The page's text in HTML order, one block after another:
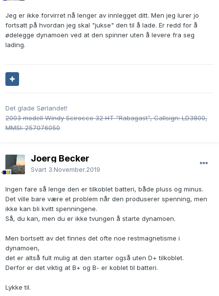
Jeg er ikke forvirret nå lenger av innlegget ditt. Men jeg lurer jo
fortsatt på hvordan jeg skal "jukse" den til å lade. Er redd for å
ødelegge dynamoen ved at den spinner uten å levere fra seg
lading.
Det glade Sørlandet!
2003 modell Windy Scirocco 32 HT “Rabagast”, Callsign: LD3800,
MMSI: 257076050
Joerg Becker
Svart 3.November.2019
Ingen fare så lenge den er tilkoblet batteri, både pluss og minus.
Det ville bare være et problem når den produserer spenning, men
ikke kan bli kvitt spenningene.
Så, du kan, men du er ikke tvungen å starte dynamoen.
Men bortsett av det finnes det ofte noe restmagnetisme i
dynamoen,
det er altså fult mulig at den starter også uten D+ tilkoblet.
Derfor er det viktig at B+ og B- er koblet til batteri.
Lykke til.